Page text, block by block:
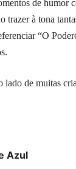
de humor
trazer à tona
“O
de muitas
Azul